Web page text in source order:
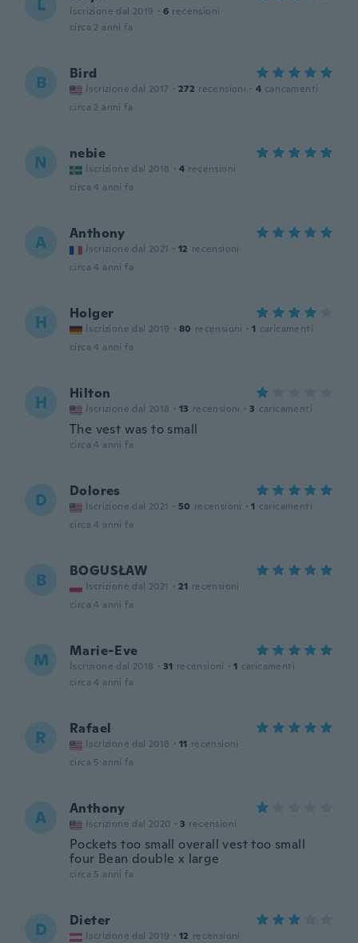
L Iscrizione dal 2019 · 6 recensioni
circa 2 anni fa
B Bird
Iscrizione dal 2017 · 272 recensioni · 4 caricamenti
circa 2 anni fa
N nebie
Iscrizione dal 2018 · 4 recensioni
circa 4 anni fa
A Anthony
Iscrizione dal 2021 · 12 recensioni
circa 4 anni fa
H Holger
Iscrizione dal 2019 · 80 recensioni · 1 caricamenti
circa 4 anni fa
H Hilton
Iscrizione dal 2018 · 13 recensioni · 3 caricamenti
The vest was to small
circa 4 anni fa
D Dolores
Iscrizione dal 2021 · 50 recensioni · 1 caricamenti
circa 4 anni fa
B BOGUSŁAW
Iscrizione dal 2021 · 21 recensioni
circa 4 anni fa
M Marie-Eve
Iscrizione dal 2018 · 31 recensioni · 1 caricamenti
circa 4 anni fa
R Rafael
Iscrizione dal 2018 · 11 recensioni
circa 5 anni fa
A Anthony
Iscrizione dal 2020 · 3 recensioni
Pockets too small overall vest too small
four Bean double x large
circa 5 anni fa
D Dieter
Iscrizione dal 2019 · 12 recensioni